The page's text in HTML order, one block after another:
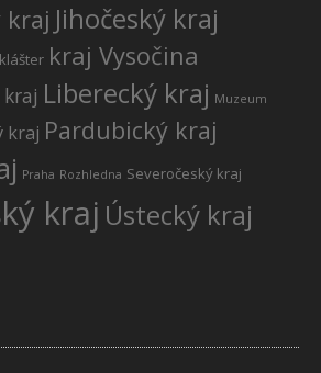
kraj Jihočeský kraj
klášter kraj Vysočina
Liberecký kraj Muzeum
kraj Pardubický kraj
Praha Rozhledna Severočeský kraj
kraj Ústecký kraj